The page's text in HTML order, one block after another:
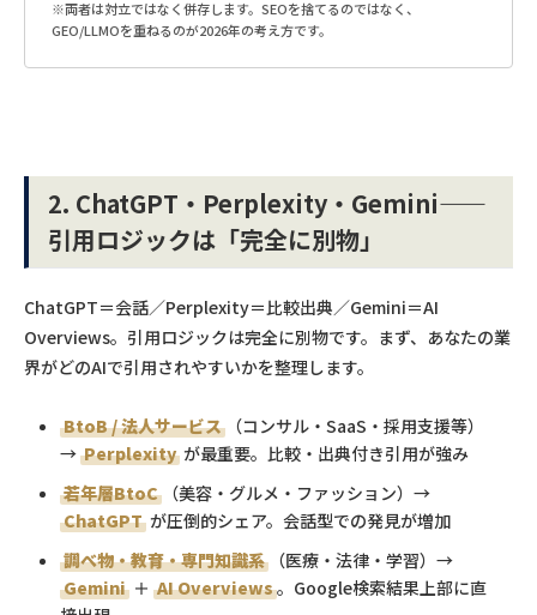
※両者は対立ではなく併存します。SEOを捨てるのではなく、
GEO/LLMOを重ねるのが2026年の考え方です。
2. ChatGPT・Perplexity・Gemini——
引用ロジックは「完全に別物」
ChatGPT＝会話／Perplexity＝比較出典／Gemini＝AI
Overviews。引用ロジックは完全に別物です。まず、あなたの業
界がどのAIで引用されやすいかを整理します。
BtoB / 法人サービス （コンサル・SaaS・採用支援等）
→ Perplexity が最重要。比較・出典付き引用が強み
若年層BtoC （美容・グルメ・ファッション）→
ChatGPT が圧倒的シェア。会話型での発見が増加
調べ物・教育・専門知識系 （医療・法律・学習）→
Gemini ＋ AI Overviews。Google検索結果上部に直